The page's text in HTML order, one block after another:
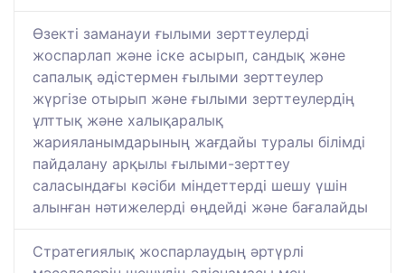
Өзекті заманауи ғылыми зерттеулерді
жоспарлап және іске асырып, сандық және
сапалық әдістермен ғылыми зерттеулер
жүргізе отырып және ғылыми зерттеулердің
ұлттық және халықаралық
жарияланымдарының жағдайы туралы білімді
пайдалану арқылы ғылыми-зерттеу
саласындағы кәсіби міндеттерді шешу үшін
алынған нәтижелерді өңдейді және бағалайды
Стратегиялық жоспарлаудың әртүрлі